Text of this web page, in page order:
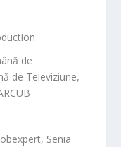
de
de Televiziune,
Senia